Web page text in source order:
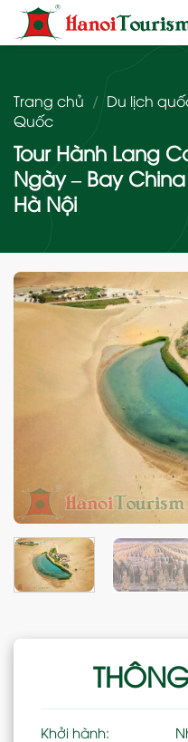
qua
nội
Trang chủ / Du lịch
Quốc
Tour Hành Lang
Ngày – Bay China
Hà Nội
Khởi hành: